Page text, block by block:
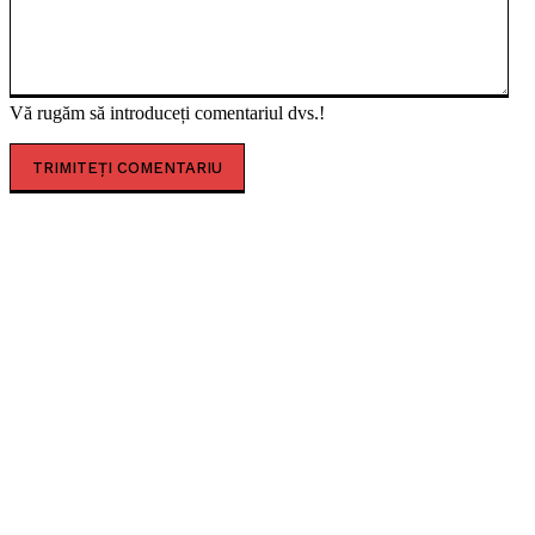
Vă rugăm să introduceți comentariul dvs.!